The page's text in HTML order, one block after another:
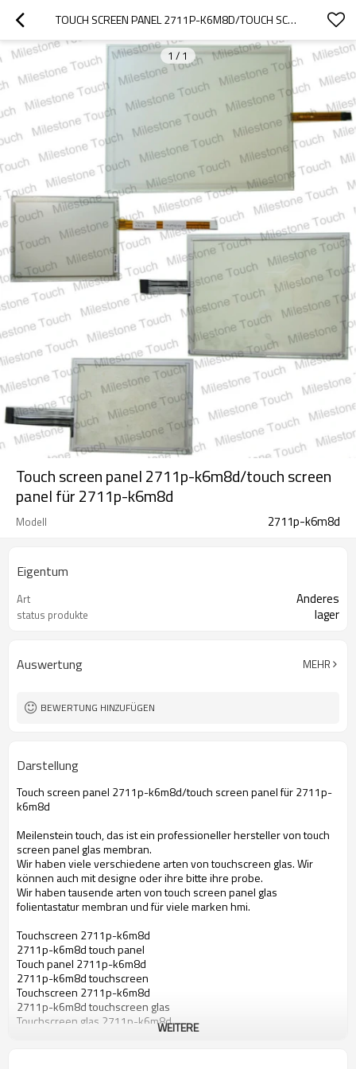
TOUCH SCREEN PANEL 2711P-K6M8D/TOUCH SCREEN PANEL FÜR 2711P-K6M8D
1 / 1
Touch screen panel 2711p-k6m8d/touch screen
panel für 2711p-k6m8d
Modell 2711p-k6m8d
Eigentum
Art Anderes
status produkte lager
Auswertung MEHR
BEWERTUNG HINZUFÜGEN
Darstellung
Touch screen panel 2711p-k6m8d/touch screen panel für 2711p-
k6m8d
Meilenstein touch, das ist ein professioneller hersteller von touch
screen panel glas membran.
Wir haben viele verschiedene arten von touchscreen glas. Wir
können auch mit designe oder ihre bitte ihre probe.
Wir haben tausende arten von touch screen panel glas
folientastatur membran und für viele marken hmi.
Touchscreen 2711p-k6m8d
2711p-k6m8d touch panel
Touch panel 2711p-k6m8d
2711p-k6m8d touchscreen
Touchscreen 2711p-k6m8d
2711p-k6m8d touchscreen glas
Touchscreen glas 2711p-k6m8dWEITERE